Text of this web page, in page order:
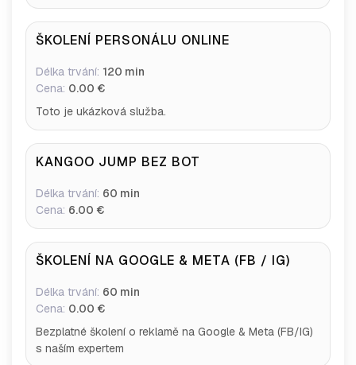
ŠKOLENÍ PERSONÁLU ONLINE
Délka trvání: 120 min
Cena: 0.00 €
Toto je ukázková služba.
KANGOO JUMP BEZ BOT
Délka trvání: 60 min
Cena: 6.00 €
ŠKOLENÍ NA GOOGLE & META (FB / IG)
Délka trvání: 60 min
Cena: 0.00 €
Bezplatné školení o reklamě na Google & Meta (FB/IG)
s naším expertem